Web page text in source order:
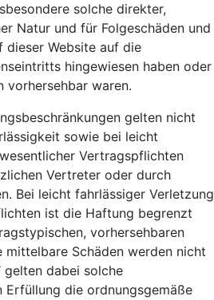
solche direkter,
Natur und für Folgeschäden und
dieser Website auf die
hingewiesen haben oder
vorhersehbar waren.
gelten nicht
sowie bei leicht
Vertragspflichten
Vertreter oder durch
Bei leicht fahrlässiger Verletzung
ist die Haftung begrenzt
vorhersehbaren
mittelbare Schäden werden nicht
gelten dabei solche
die ordnungsgemäße